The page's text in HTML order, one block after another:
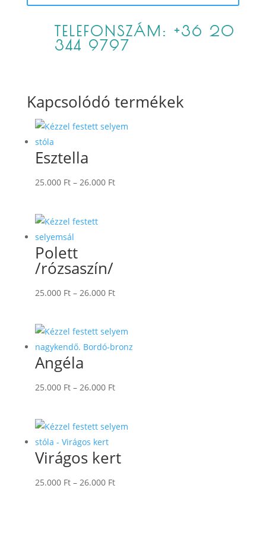
TELEFONSZÁM: +36 20
344 9797
Kapcsolódó termékek
Esztella
25.000 Ft – 26.000 FtÁrtartomány:
Polett
/rózsaszín/
25.000 Ft – 26.000 FtÁrtartomány:
26.000 Ft
Angéla
25.000 Ft – 26.000 FtÁrtartomány:
26.000 Ft
Virágos kert
25.000 Ft – 26.000 FtÁrtartomány: